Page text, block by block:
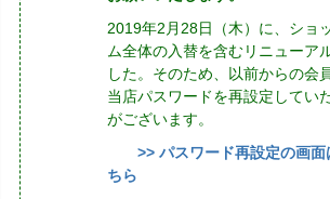
2019年2月28日（木）に、ショ
ム全体の入替を含むリニューア
した。そのため、以前からの会
当店パスワードを再設定してい
がございます。
>> パスワード再設定の画
ちら